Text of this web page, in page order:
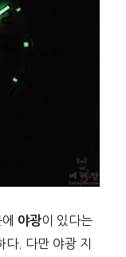
야광이 있다는
다. 다만 야광 지